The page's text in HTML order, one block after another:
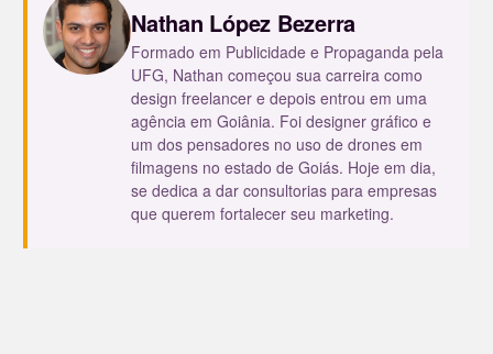
Nathan López Bezerra
Formado em Publicidade e Propaganda pela
UFG, Nathan começou sua carreira como
design freelancer e depois entrou em uma
agência em Goiânia. Foi designer gráfico e
um dos pensadores no uso de drones em
filmagens no estado de Goiás. Hoje em dia,
se dedica a dar consultorias para empresas
que querem fortalecer seu marketing.